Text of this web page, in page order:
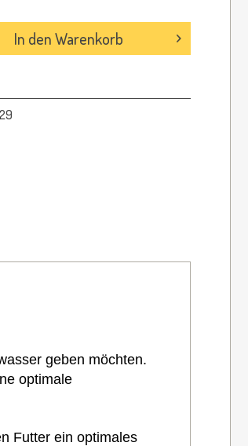
In denWarenkorb
geben möchten.
optimale
Futter ein optimales